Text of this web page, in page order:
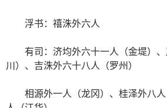
浮书：禧洙外六人
有司：济均外六十一人（金堤）
川）、吉洙外六十八人（罗州）
相源外一人（龙冈）、桂泽外八